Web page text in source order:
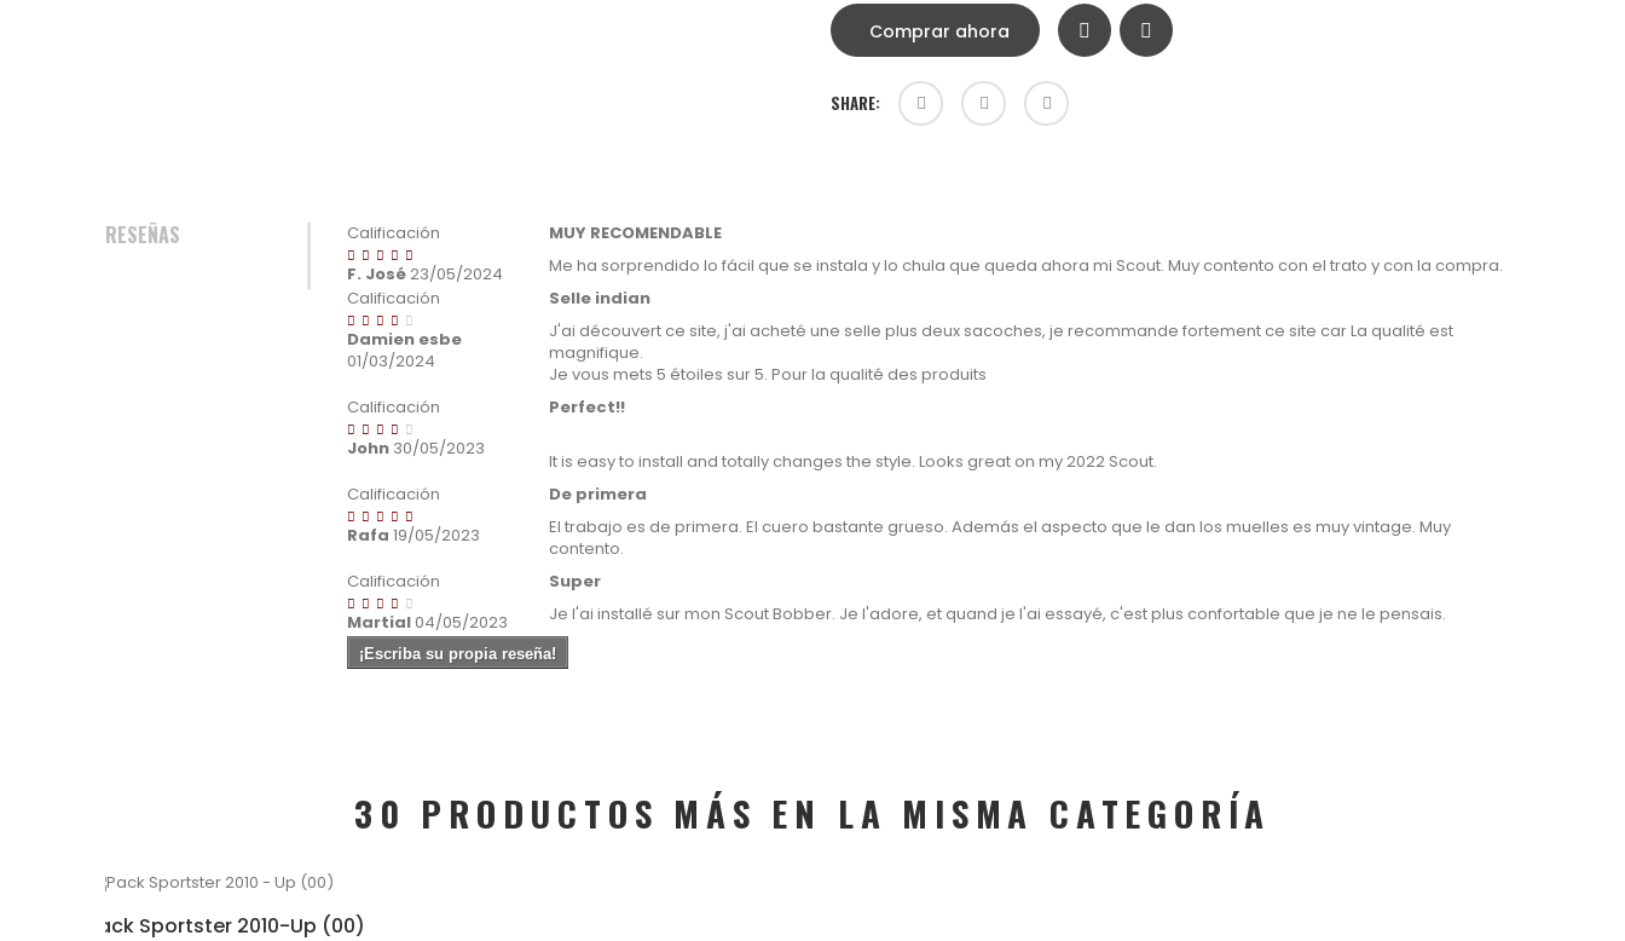
Comprar ahora
SHARE:
RESEÑAS
Calificación
F. José23/05/2024
MUY RECOMENDABLE
Me ha sorprendido lo fácil que se instala y lo chula que queda ahora mi Scout. Muy contento con el trato y con la compra.
Calificación
Damien esbe
01/03/2024
Selle indian
J'ai découvert ce site, j'ai acheté une selle plus deux sacoches, je recommande fortement ce site car La qualité est
magnifique.
Je vous mets 5 étoiles sur 5. Pour la qualité des produits
Calificación
John 30/05/2023
Perfect!!
It is easy to install and totally changes the style. Looks great on my 2022 Scout.
Calificación
Rafa 19/05/2023
De primera
El trabajo es de primera. El cuero bastante grueso. Además el aspecto que le dan los muelles es muy vintage. Muy
contento.
Calificación
Martial 04/05/2023
Super
Je l'ai installé sur mon Scout Bobber. Je l'adore, et quand je l'ai essayé, c'est plus confortable que je ne le pensais.
¡Escriba su propia reseña!
30 PRODUCTOS MÁS EN LA MISMA CATEGORÍA
Pack Sportster 2010-Up (00)